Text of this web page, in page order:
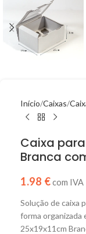
Início Caixas
Caixa para
Branca
1.98 €com IVA
Solução de caixa
forma organizada
25x19x11cm